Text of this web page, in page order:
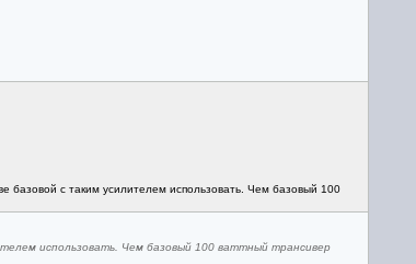
с таким усилителем использовать. Чем базовый 100
использовать. Чем базовый 100 ваттный трансивер